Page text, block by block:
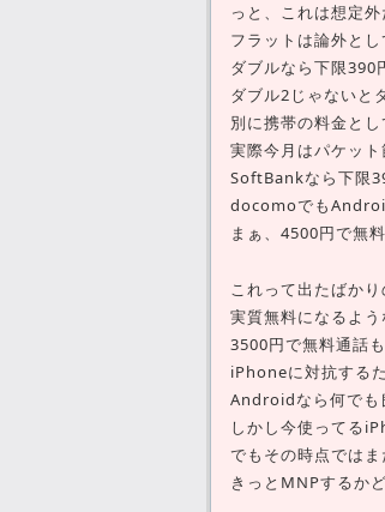
っと、これは想定外
フラットは論外と
ダブルなら下限390
ダブル2じゃないと
別に携帯の料金と
実際今月はパケッ
SoftBankなら下限
docomoでも
まぁ、4500円で無
これって出たばか
実質無料になるよ
3500円で無料通話
iPhoneに対抗する
Androidなら何でも
しかし今使ってる
でもその時点では
きっとMNPするか